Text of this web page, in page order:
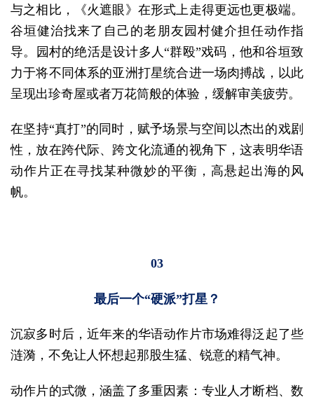
与之相比，《火遮眼》在形式上走得更远也更极端。
谷垣健治找来了自己的老朋友园村健介担任动作指
导。园村的绝活是设计多人“群殴”戏码，他和谷垣致
力于将不同体系的亚洲打星统合进一场肉搏战，以此
呈现出珍奇屋或者万花筒般的体验，缓解审美疲劳。
在坚持“真打”的同时，赋予场景与空间以杰出的戏剧
性，放在跨代际、跨文化流通的视角下，这表明华语
动作片正在寻找某种微妙的平衡，高悬起出海的风
帆。
03
最后一个“硬派”打星？
沉寂多时后，近年来的华语动作片市场难得泛起了些
涟漪，不免让人怀想起那股生猛、锐意的精气神。
动作片的式微，涵盖了多重因素：专业人才断档、数